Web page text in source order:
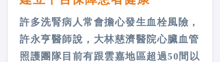
許多洗腎病人常會擔心發生血栓風險，
許永亨醫師說，大林慈濟醫院心臟血管
照護團隊目前有跟雲嘉地區超過50間以